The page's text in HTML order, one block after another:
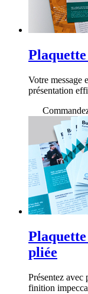
Votre message
présentation
pliée
Présentez avec
finition